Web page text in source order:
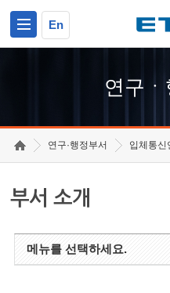
En
연구
연구·행정부서 입체통신
부서 소개
메뉴를 선택하세요.